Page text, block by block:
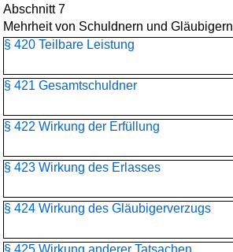
Abschnitt 7
Mehrheit von Schuldnern und Gläubigern
§ 420 Teilbare Leistung
§ 421 Gesamtschuldner
§ 422 Wirkung der Erfüllung
§ 423 Wirkung des Erlasses
§ 424 Wirkung des Gläubigerverzugs
§ 425 Wirkung anderer Tatsachen